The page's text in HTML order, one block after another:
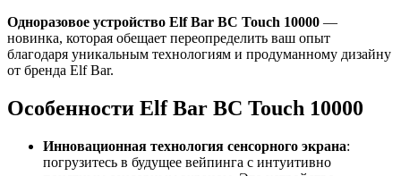
Одноразовое устройство Elf Bar BC Touch 10000 —
новинка, которая обещает переопределить ваш опыт
благодаря уникальным технологиям и продуманному дизайну
от бренда Elf Bar.
Особенности Elf Bar BC Touch 10000
Инновационная технология сенсорного экрана:
погрузитесь в будущее вейпинга с интуитивно